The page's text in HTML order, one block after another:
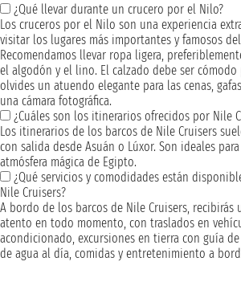
¿Qué llevar durante un crucero por el Nilo?
Los cruceros por el Nilo son una experiencia
visitar los lugares más importantes y famosos
Recomendamos llevar ropa ligera,
el algodón y el lino. El calzado debe ser cómodo
olvides un atuendo elegante para las cenas,
una cámara fotográfica.
¿Cuáles son los itinerarios ofrecidos por Nile
Los itinerarios de los barcos de Nile Cruisers
con salida desde Asuán o Lúxor. Son ideales
atmósfera mágica de Egipto.
¿Qué servicios y comodidades están
Nile Cruisers?
A bordo de los barcos de Nile Cruisers, recibirás
atento en todo momento, con traslados en
acondicionado, excursiones en tierra con guía
de agua al día, comidas y entretenimiento a